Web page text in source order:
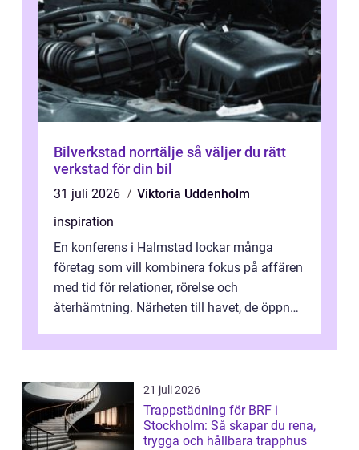
Bilverkstad norrtälje så väljer du rätt
verkstad för din bil
31 juli 2026
Viktoria Uddenholm
inspiration
En konferens i Halmstad lockar många
företag som vill kombinera fokus på affären
med tid för relationer, rörelse och
återhämtning. Närheten till havet, de öppna
21 juli 2026
Trappstädning för BRF i
Stockholm: Så skapar du rena,
trygga och hållbara trapphus